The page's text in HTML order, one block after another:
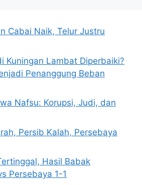
Cabai Naik, Telur Justru
Kuningan Lambat Diperbaiki?
Penanggung Beban
Nafsu: Korupsi, Judi, dan
Persib Kalah, Persebaya
Hasil Babak
Persebaya 1-1